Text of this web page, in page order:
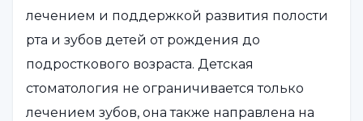
лечением и поддержкой развития полости
рта и зубов детей от рождения до
подросткового возраста. Детская
стоматология не ограничивается только
лечением зубов, она также направлена на